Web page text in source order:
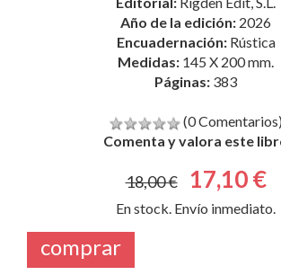
Páginas:383
(0 Comentarios)
Comenta y valora este libro
En stock. Envío inmediato.
Compartir en: